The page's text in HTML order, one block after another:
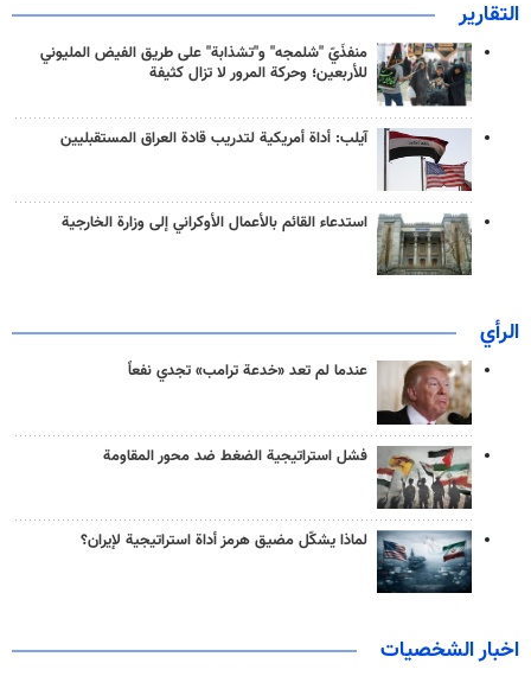
التقارير
منفذَيّ "شلمجه" و"تشذابة" على طريق الفيض المليوني
للأربعين؛ وحركة المرور لا تزال كثيفة
آيلب: أداة أمريكية لتدريب قادة العراق المستقبليين
استدعاء القائم بالأعمال الأوكراني إلى وزارة الخارجية
الرأي
عندما لم تعد «خدعة ترامب» تجدي نفعاً
فشل استراتيجية الضغط ضد محور المقاومة
لماذا يشكّل مضيق هرمز أداة استراتيجية لإيران؟
اخبار الشخصيات